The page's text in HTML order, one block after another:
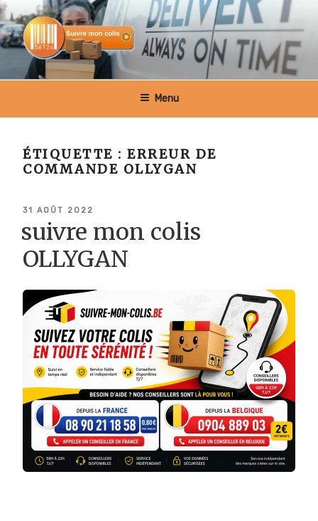
Aller
au
contenu
principal
SUIVRE MON COLIS BELGIQUE
Menu
ÉTIQUETTE :ERREUR DE
COMMANDE OLLYGAN
PUBLIÉ
31 AOÛT 2022
suivre mon colis
OLLYGAN